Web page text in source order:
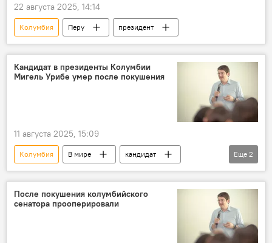
22 августа 2025, 14:14
Колумбия Перу президент
Кандидат в президенты Колумбии
Мигель Урибе умер после покушения
11 августа 2025, 15:09
Колумбия В мире
кандидат
президент
покушение
Еще 2
После покушения колумбийского
сенатора прооперировали